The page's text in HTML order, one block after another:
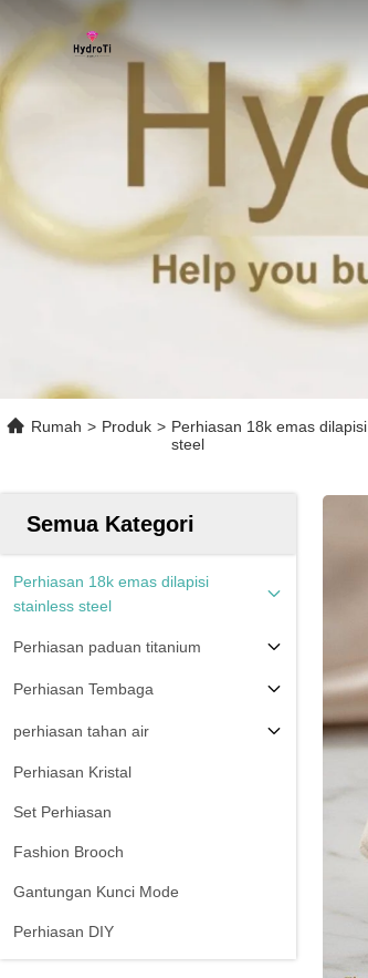
Rumah > Produk > Perhiasan 18k emas
steel
Semua Kategori
Perhiasan 18k emas dilapisi
stainless steel
Perhiasan paduan titanium
Perhiasan Tembaga
perhiasan tahan air
Perhiasan Kristal
Set Perhiasan
Fashion Brooch
Gantungan Kunci Mode
Perhiasan DIY